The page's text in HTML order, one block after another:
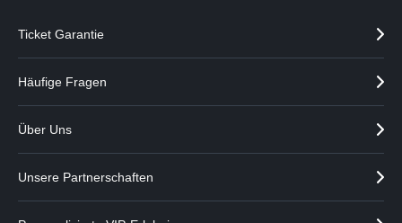
Ticket Garantie
Häufige Fragen
Über Uns
Unsere Partnerschaften